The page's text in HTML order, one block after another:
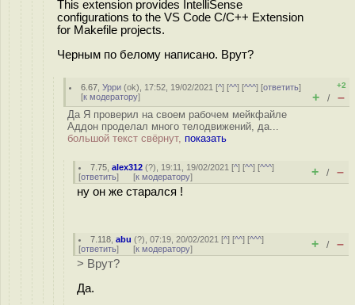
This extension provides IntelliSense
configurations to the VS Code C/C++ Extension
for Makefile projects.
Черным по белому написано. Врут?
6.67 ,Урри (ok), 17:52, 19/02/2021 [^] [^^] [^^^] [ответить]
[к модератору]
+2
+ / –
Да Я проверил на своем рабочем мейкфайле
Аддон проделал много телодвижений, да...
большой текст свёрнут, показать
7.75 ,alex312 (?), 19:11, 19/02/2021 [^] [^^] [^^^]
[ответить] [к модератору] + / –
ну он же старался !
7.118 ,abu (?), 07:19, 20/02/2021 [^] [^^] [^^^]
[ответить] [к модератору] + / –
> Врут?
Да.